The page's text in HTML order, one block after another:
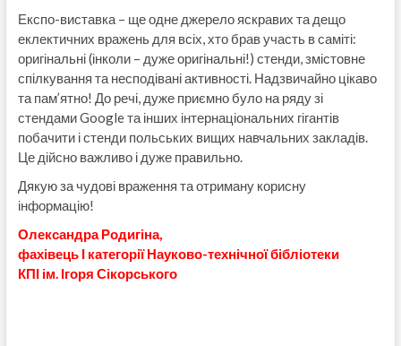
Експо-виставка – ще одне джерело яскравих та дещо
еклектичних вражень для всіх, хто брав участь в саміті:
оригінальні (інколи – дуже оригінальні!) стенди, змістовне
спілкування та несподівані активності. Надзвичайно цікаво
та пам’ятно! До речі, дуже приємно було на ряду зі
стендами Google та інших інтернаціональних гігантів
побачити і стенди польських вищих навчальних закладів.
Це дійсно важливо і дуже правильно.
Дякую за чудові враження та отриману корисну
інформацію!
Олександра Родигіна,
фахівець І категорії Науково-технічної бібліотеки
КПІ ім. Ігоря Сікорського